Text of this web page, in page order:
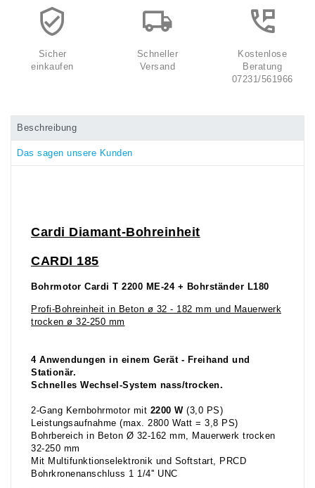
Sicher
einkaufen
Schneller
Versand
Kostenlose
Beratung
07231/561966
Beschreibung
Das sagen unsere Kunden
Cardi Diamant-Bohreinheit
CARDI 185
Bohrmotor Cardi T 2200 ME-24 + Bohrständer L180
Profi-Bohreinheit in Beton ø 32 - 182 mm und Mauerwerk
trocken ø 32-250 mm
4 Anwendungen in einem Gerät - Freihand und
Stationär.
Schnelles Wechsel-System nass/trocken.
2-Gang Kernbohrmotor mit 2200 W (3,0 PS)
Leistungsaufnahme (max. 2800 Watt = 3,8 PS)
Bohrbereich in Beton Ø 32-162 mm, Mauerwerk trocken
32-250 mm
Mit Multifunktionselektronik und Softstart, PRCD
Bohrkronenanschluss 1 1/4'' UNC